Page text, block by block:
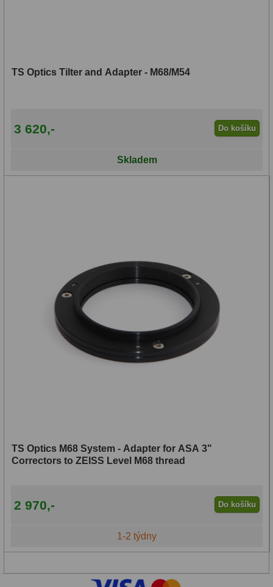
TS Optics Tilter and Adapter - M68/M54
3 620,- Do košíku
Skladem
TS Optics M68 System - Adapter for ASA 3"
Correctors to ZEISS Level M68 thread
2 970,- Do košíku
1-2 týdny